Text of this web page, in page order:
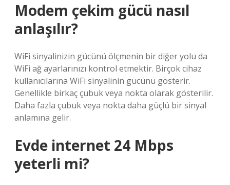
Modem çekim gücü nasıl
anlaşılır?
WiFi sinyalinizin gücünü ölçmenin bir diğer yolu da
WiFi ağ ayarlarınızı kontrol etmektir. Birçok cihaz
kullanıcılarına WiFi sinyalinin gücünü gösterir.
Genellikle birkaç çubuk veya nokta olarak gösterilir.
Daha fazla çubuk veya nokta daha güçlü bir sinyal
anlamına gelir.
Evde internet 24 Mbps
yeterli mi?